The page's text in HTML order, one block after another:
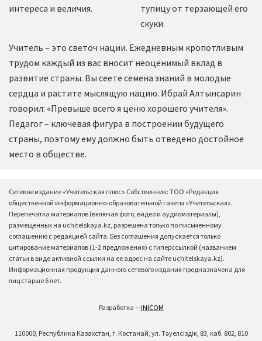
интереса и величия.
тупицу от терзающей его
скуки.
Учитель – это светоч нации. Ежедневным кропотливым
трудом каждый из вас вносит неоценимый вклад в
развитие страны. Вы сеете семена знаний в молодые
сердца и растите мыслящую нацию. Ибрай Алтынсарин
говорил: «Превыше всего я ценю хорошего учителя».
Педагог – ключевая фигура в построении будущего
страны, поэтому ему должно быть отведено достойное
место в обществе.
Сетевое издание «Учительская плюс» Собственник: ТОО «Редакция
общественной информационно-образовательной газеты «Учительская».
Перепечатка материалов (включая фото, видео и аудиоматериалы),
размещенных на uchitelskaya.kz, разрешена только по письменному
соглашению с редакцией сайта. Без соглашения допускается только
цитирование материалов (1-2 предложения) с гиперссылкой (названием
статьи в виде активной ссылки на ее адрес на сайте uchitelskaya.kz).
Информационная продукция данного сетевого издания предназначена для
лиц старше 6 лет.
Разработка —INICOM
110000, Республика Казахстан, г. Костанай, ул. Тәуелсіздік, 83, каб. 802, 810